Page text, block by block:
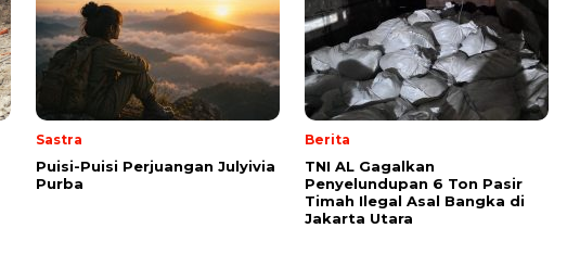
Sastra
Puisi-Puisi Perjuangan Julyivia
Purba
Berita
TNI AL Gagalkan
Penyelundupan 6 Ton Pasir
Timah Ilegal Asal Bangka di
Jakarta Utara